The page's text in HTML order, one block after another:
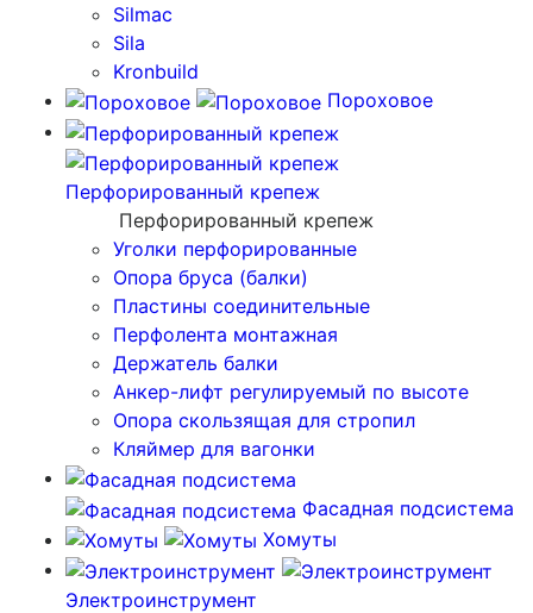
Silmac
Sila
Kronbuild
Пороховое
Перфорированный крепеж
Перфорированный крепеж
Уголки перфорированные
Опора бруса (балки)
Пластины соединительные
Перфолента монтажная
Держатель балки
Анкер-лифт регулируемый по высоте
Опора скользящая для стропил
Кляймер для вагонки
Фасадная подсистема
Хомуты
Электроинструмент